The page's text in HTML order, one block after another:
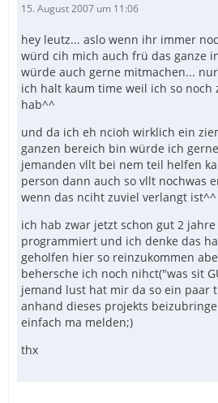
15. August 2007 um 11:06
hey leutz... aslo wenn ihr immer
würd cih mich auch frü das ganze
würde auch gerne mitmachen...
ich halt kaum time weil ich so noch
hab^^
und da ich eh ncioh wirklich ein
ganzen bereich bin würde ich
jemanden vllt bei nem teil helfen
person dann auch so vllt nochwas
wenn das nciht zuviel verlangt ist^^
ich hab zwar jetzt schon gut 2
programmiert und ich denke das
geholfen hier so reinzukommen
behersche ich noch nihct("was sit
jemand lust hat mir da so ein paar
anhand dieses projekts
einfach ma melden;)
thx